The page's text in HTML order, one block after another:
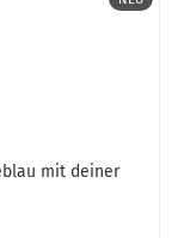
mit deiner